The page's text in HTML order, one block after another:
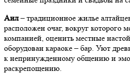
Аил– традиционное жилье
расположен очаг, вокруг которого
компанией, оценить местные
оборудован караоке – бар. Уют
к непринужденному общению и
раскрепощению.